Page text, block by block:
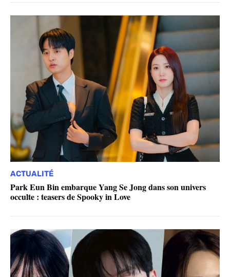
ACTUALITÉ
Park Eun Bin embarque Yang Se Jong dans son univers
occulte : teasers de Spooky in Love